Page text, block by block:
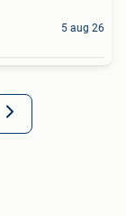
5 aug 26